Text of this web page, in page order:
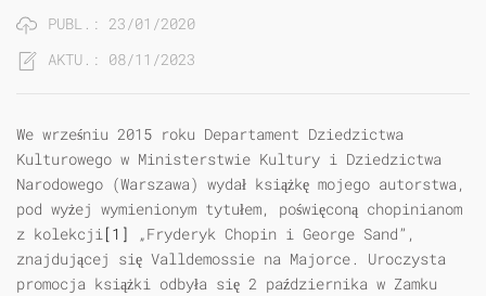
We wrześniu 2015 roku Departament Dziedzictwa
Kulturowego w Ministerstwie Kultury i Dziedzictwa
Narodowego (Warszawa) wydał książkę mojego autorstwa,
pod wyżej wymienionym tytułem, poświęconą chopinianom
z kolekcji[1]
„Fryderyk Chopin i George Sand”,
znajdującej się Valldemossie na Majorce. Uroczysta
promocja książki odbyła się 2 października w Zamku
PUBL.: 23/01/2020
AKTU.: 08/11/2023